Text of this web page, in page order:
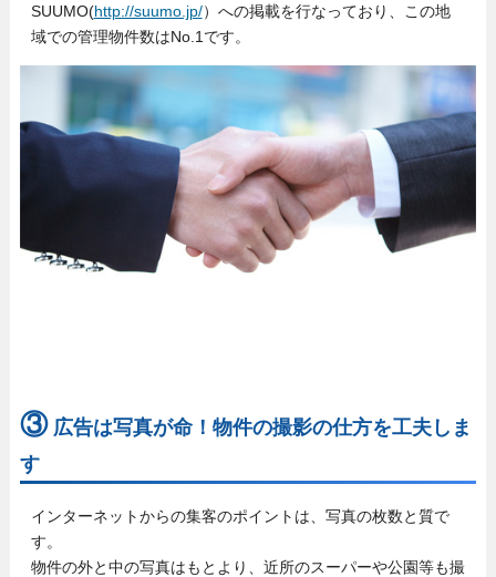
SUUMO(http://suumo.jp/）への掲載を行なっており、この地
域での管理物件数はNo.1です。
③ 広告は写真が命！物件の撮影の仕方を工夫しま
す
インターネットからの集客のポイントは、写真の枚数と質で
す。
物件の外と中の写真はもとより、近所のスーパーや公園等も撮